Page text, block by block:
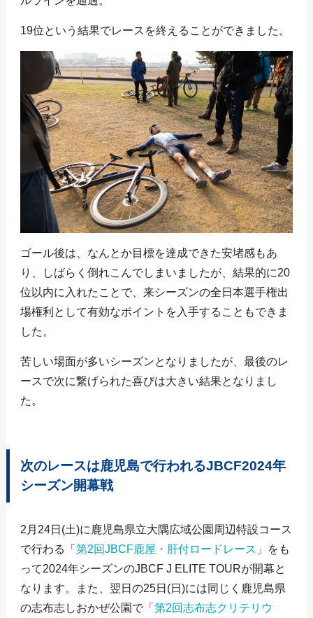
19位という結果でレースを終えることができました。
ゴール後は、なんとか目標を達成できた安堵感もあ
り、しばらく倒れこんでしまいましたが、結果的に20
位以内に入れたことで、来シーズンの全日本選手権出
場権利として有効なポイントを入手することもできま
した。
苦しい場面が多いシーズンとなりましたが、最後のレ
ースで次に繋げられた喜びは大きい結果となりまし
た。
次のレースは鹿児島で行われるJBCF2024年
シーズン開幕戦
2月24日(土)に鹿児島県立大隅広域公園周辺特設コース
で行わる「 第2回JBCF鹿屋・肝付ロードレース 」をも
って2024年シーズンのJBCF J ELITE TOURが開幕と
なります。また、翌日の25日(日)には同じく鹿児島県
の志布志しおかぜ公園で「 第2回志布志クリテリウ